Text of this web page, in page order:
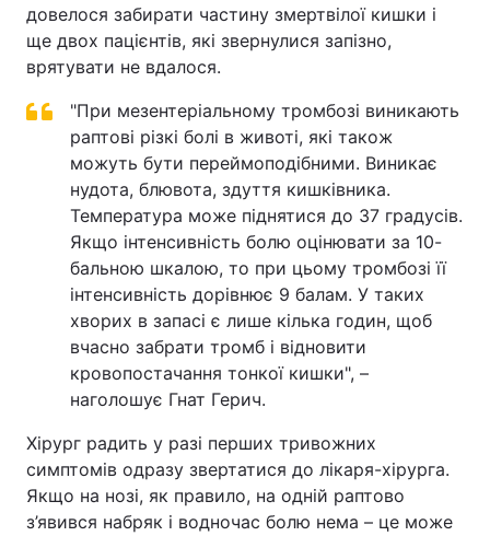
довелося забирати частину змертвілої кишки і
ще двох пацієнтів, які звернулися запізно,
врятувати не вдалося.
"При мезентеріальному тромбозі виникають
раптові різкі болі в животі, які також
можуть бути переймоподібними. Виникає
нудота, блювота, здуття кишківника.
Температура може піднятися до 37 градусів.
Якщо інтенсивність болю оцінювати за 10-
бальною шкалою, то при цьому тромбозі її
інтенсивність дорівнює 9 балам. У таких
хворих в запасі є лише кілька годин, щоб
вчасно забрати тромб і відновити
кровопостачання тонкої кишки", –
наголошує Гнат Герич.
Хірург радить у разі перших тривожних
симптомів одразу звертатися до лікаря-хірурга.
Якщо на нозі, як правило, на одній раптово
з’явився набряк і водночас болю нема – це може